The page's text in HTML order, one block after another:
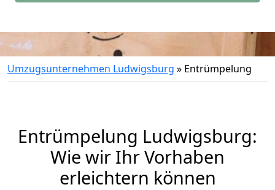
Umzugsunternehmen Ludwigsburg » Entrümpelung
Entrümpelung Ludwigsburg:
Wie wir Ihr Vorhaben
erleichtern können